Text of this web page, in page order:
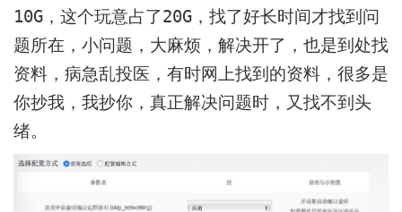
10G，这个玩意占了20G，找了好长时间才找到问
题所在，小问题，大麻烦，解决开了，也是到处找
资料，病急乱投医，有时网上找到的资料，很多是
你抄我，我抄你，真正解决问题时，又找不到头
绪。